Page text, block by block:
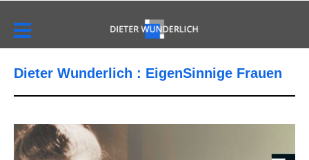
Dieter Wunderlich : EigenSinnige Frauen